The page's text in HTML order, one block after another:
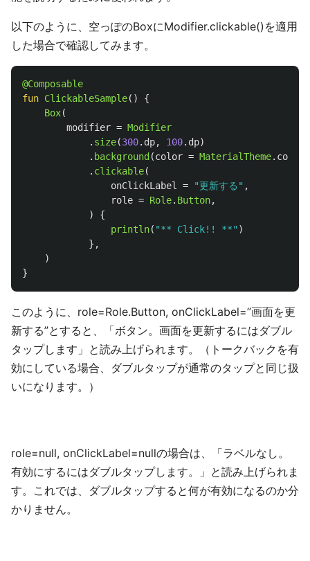
以下のように、空っぽのBoxにModifier.clickable()を適用
した場合で確認してみます。
@Composable
fun ClickableSample()
{
Box(
modifier = Modifier
. size(300. dp, 100. dp)
. background (color = MaterialTheme.
. clickable(
onClickLabel
= "更新する" ,
role = Role. Button,
)
{
println( "** Click!! **" )
},
)
}
このように、role=Role.Button, onClickLabel=”画面を更
新する”とすると、「ボタン。画面を更新するにはダブル
タップします」と読み上げられます。（トークバックを有
効にしている場合、ダブルタップが通常のタップと同じ扱
いになります。）
role=null, onClickLabel=nullの場合は、「ラベルなし。
有効にするにはダブルタップします。」と読み上げられま
す。これでは、ダブルタップすると何が有効になるのか分
かりません。